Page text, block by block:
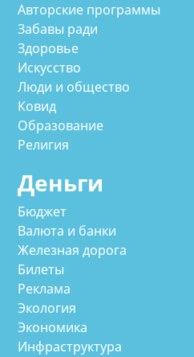
Авторские программы
Забавы ради
Здоровье
Искусство
Люди и общество
Ковид
Образование
Религия
Деньги
Бюджет
Валюта и банки
Железная дорога
Билеты
Реклама
Экология
Экономика
Инфраструктура